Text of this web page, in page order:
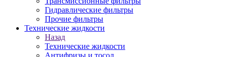
Гидравлические фильтры
Прочие фильтры
Технические жидкости
Назад
Технические жидкости
Антифризы и тосол